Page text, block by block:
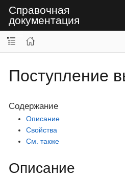
Справочная
документация
Поступление
Содержание
Описание
Свойства
См. также
Описание